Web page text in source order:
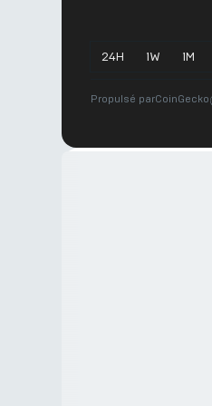
24H 1W 1M
Propulsé parCoinGecko